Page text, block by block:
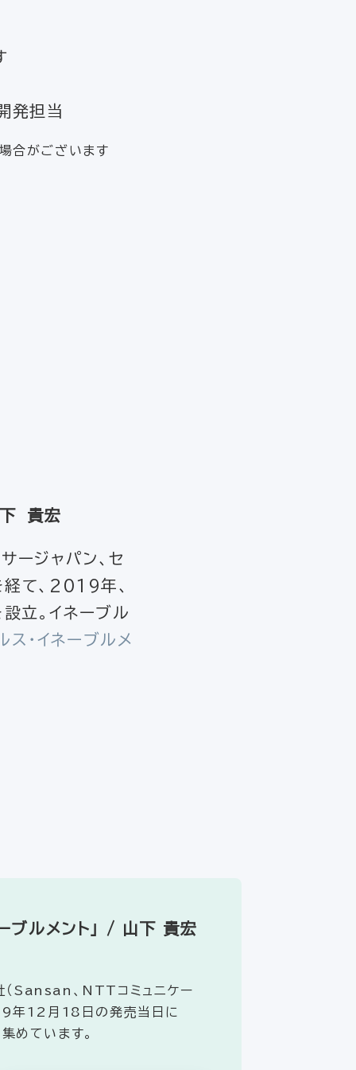
発担当
合がございます
下 貴宏
ージャパン、セ
経て、2019年、
立。イネーブル
ス・イネーブルメ
ブルメント」 / 山下 貴宏
（Sansan、NTTコミュニケー
年12月18日の発売当日に
めています。